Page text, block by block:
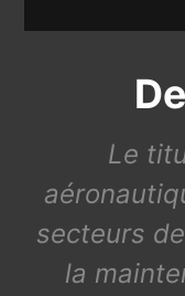
Le
secteurs
la